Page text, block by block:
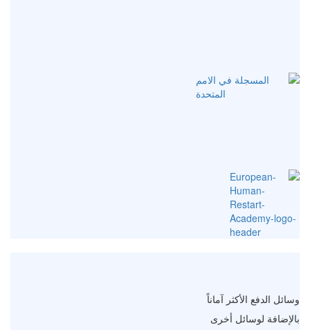
وسائل الدفع الأكثر آماناً
بالإضافة لوسائل أخرى